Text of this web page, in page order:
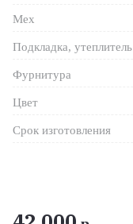
Мех
Подкладка, утеплитель
Фурнитура
Цвет
Срок изготовления